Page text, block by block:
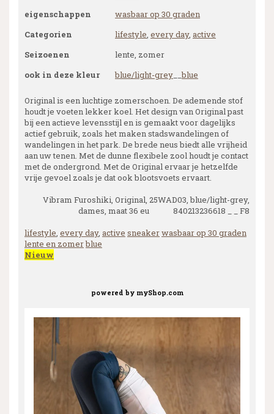
eigenschappen
wasbaar op 30 graden
Categorien
lifestyle, every day, active
Seizoenen
lente, zomer
ook in deze kleur
blue/light-grey __blue
Original is een luchtige zomerschoen. De ademende stof
houdt je voeten lekker koel. Het design van Original past
bij een actieve levensstijl en is gemaakt voor dagelijks
actief gebruik, zoals het maken stadswandelingen of
wandelingen in het park. De brede neus biedt alle vrijheid
aan uw tenen. Met de dunne flexibele zool houdt je contact
met de ondergrond. Met de Original ervaar je hetzelfde
vrije gevoel zoals je dat ook blootsvoets ervaart.
Vibram Furoshiki, Original, 25WAD03, blue/light-grey,
dames, maat 36 eu 840213236618 _ _ F8
lifestyle, every day, active sneakerwasbaar op 30 graden
lente en zomerblue
Nieuw
powered by myShop.com